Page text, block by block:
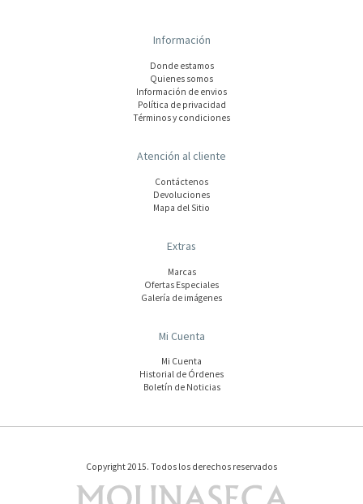
Información
Donde estamos
Quienes somos
Información de envios
Polí­tica de privacidad
Términos y condiciones
Atención al cliente
Contáctenos
Devoluciones
Mapa del Sitio
Extras
Marcas
Ofertas Especiales
Galería de imágenes
Mi Cuenta
Mi Cuenta
Historial de Órdenes
Boletín de Noticias
Copyright 2015. Todos los derechos reservados